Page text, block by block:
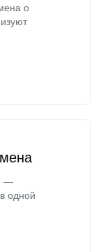
о
—
одной